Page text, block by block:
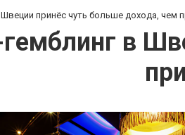
Швеции принёс чуть больше дохода, чем
в